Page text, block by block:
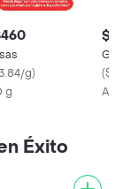
g)
g
$
(
Éxito